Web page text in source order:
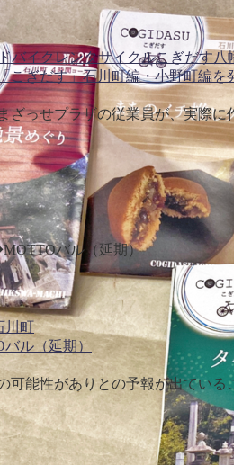
バイクレンタサイクルこぎだす八
こぎだす」石川町編・小野町編を
ざっせプラザの従業員が、実際
川町
ル（延期）
可能性がありとの予報が出てい